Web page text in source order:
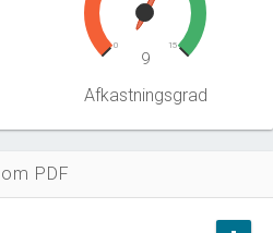
0 15
9
Afkastningsgrad
PDF